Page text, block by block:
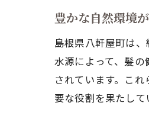
豊かな自然環境
島根県八軒屋町は
水源によって、髪
されています。こ
要な役割を果たして